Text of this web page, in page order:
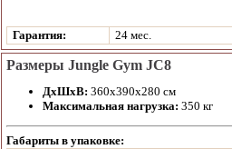
Гарантия: 24 мес.
Размеры Jungle Gym JC8
ДхШхВ: 360х390х280 см
Максимальная нагрузка: 350 кг
Габариты в упаковке: